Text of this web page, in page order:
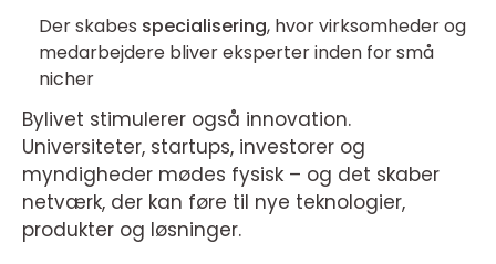
Der skabes specialisering, hvor virksomheder og
medarbejdere bliver eksperter inden for små
nicher
Bylivet stimulerer også innovation.
Universiteter, startups, investorer og
myndigheder mødes fysisk – og det skaber
netværk, der kan føre til nye teknologier,
produkter og løsninger.